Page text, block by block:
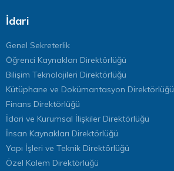
İdari
Genel Sekreterlik
Öğrenci Kaynakları Direktörlüğü
Bilişim Teknolojileri Direktörlüğü
Kütüphane ve Dokümantasyon Direktörlüğü
Finans Direktörlüğü
İdari ve Kurumsal İlişkiler Direktörlüğü
İnsan Kaynakları Direktörlüğü
Yapı İşleri ve Teknik Direktörlüğü
Özel Kalem Direktörlüğü